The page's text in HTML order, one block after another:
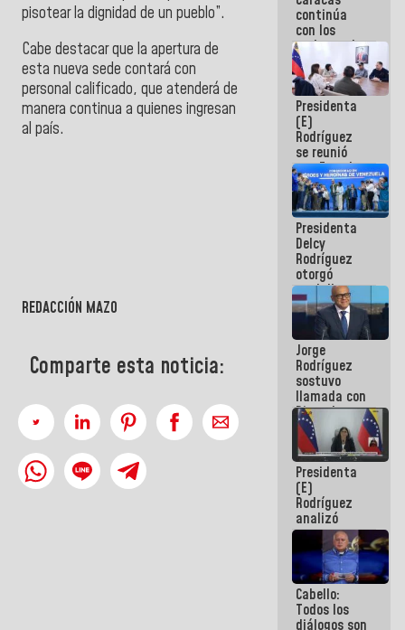
pisotear la dignidad de un pueblo”.
Cabe destacar que la apertura de
esta nueva sede contará con
personal calificado, que atenderá de
manera continua a quienes ingresan
al país.
REDACCIÓN MAZO
Comparte esta noticia:
continúa
con los
trabajos de
mantenimiento
e inspección
en la Línea 2
Presidenta
(E)
Rodríguez
se reunió
con Estado
Mayor
Eléctrico
para
abordar
planes de
acción
Presidenta
Delcy
Rodríguez
otorgó
medalla
"Héroe de
Venezuela"
a servidores
públicos
Jorge
Rodríguez
sostuvo
llamada con
Dinorah
Figuera y
acuerdan
primer
encuentro
presencial
para el
diálogo
Presidenta
(E)
Rodríguez
analizó
junto a
gobernadores
planes de
recuperación
del Sistema
Eléctrico
Cabello:
Todos los
diálogos son